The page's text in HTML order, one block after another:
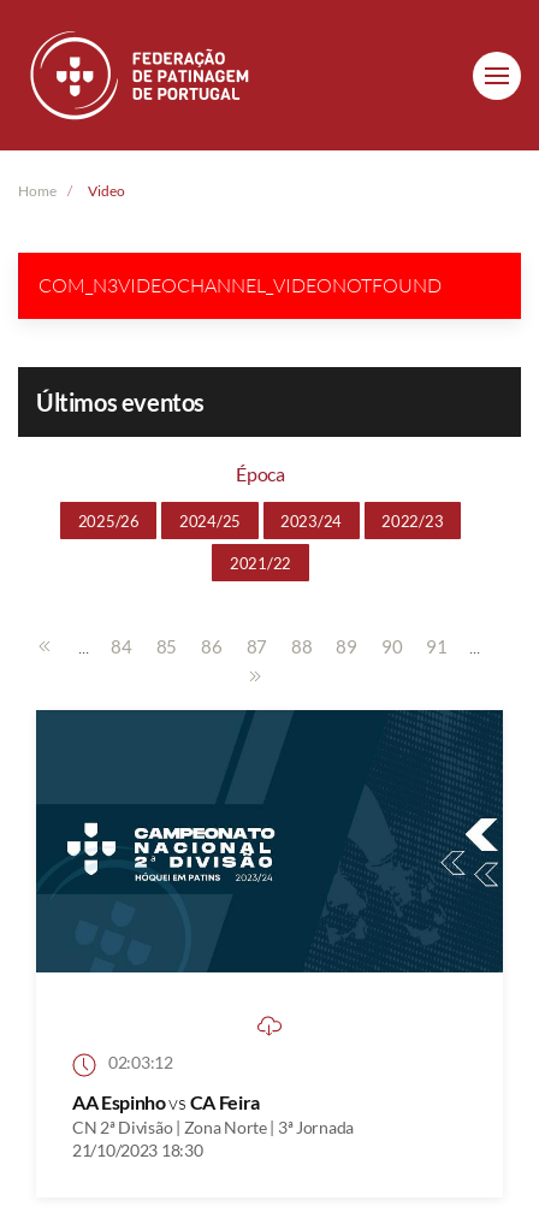
Skip to main content
Home Video
COM_N3VIDEOCHANNEL_VIDEONOTFOUND
Últimos eventos
Época
2025/26 2024/25 2023/24 2022/23
2021/22
... 84 85 86 87 88 89 90 91 ...
02:03:12
AA Espinhovs CA Feira
CN 2ª Divisão | Zona Norte | 3ª Jornada
21/10/2023 18:30